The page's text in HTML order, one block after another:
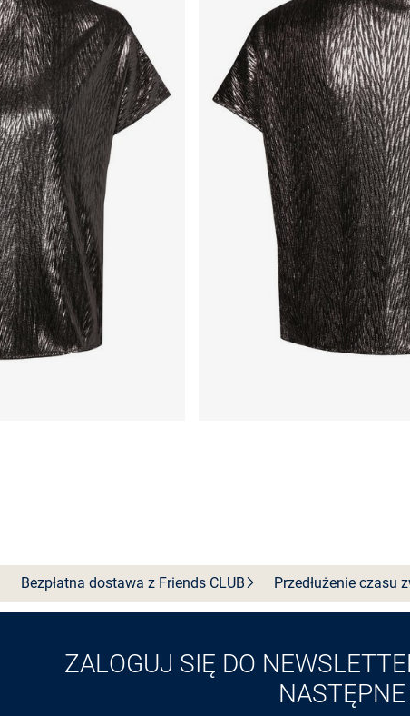
Bezpłatna dostawa z FriendsCLUB Przedłużenie czasu
ZALOGUJ SIĘ DO